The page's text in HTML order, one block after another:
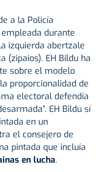
a la Policía
durante
izquierda abertzale
(zipaios). EH Bildu ha
sobre el modelo
proporcionalidad de
electoral defendía
EH Bildu sí
en un
el consejero de
pintada que incluía
en lucha.